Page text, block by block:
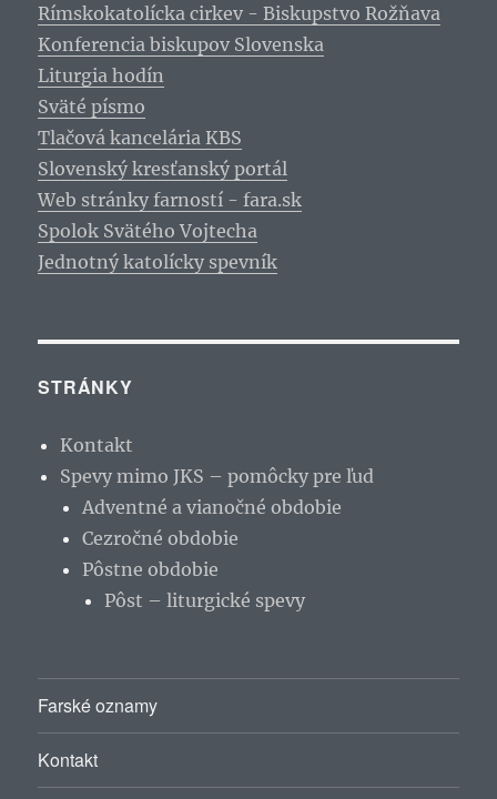
Rímskokatolícka cirkev - Biskupstvo Rožňava
Konferencia biskupov Slovenska
Liturgia hodín
Sväté písmo
Tlačová kancelária KBS
Slovenský kresťanský portál
Web stránky farností - fara.sk
Spolok Svätého Vojtecha
Jednotný katolícky spevník
STRÁNKY
Kontakt
Spevy mimo JKS – pomôcky pre ľud
Adventné a vianočné obdobie
Cezročné obdobie
Pôstne obdobie
Pôst – liturgické spevy
Farské oznamy
Kontakt